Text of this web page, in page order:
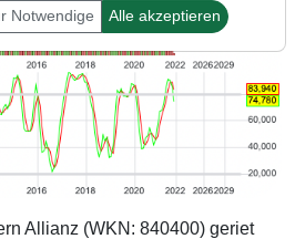
Allianz (WKN: 840400) geriet
Notwendige Alle akzeptieren